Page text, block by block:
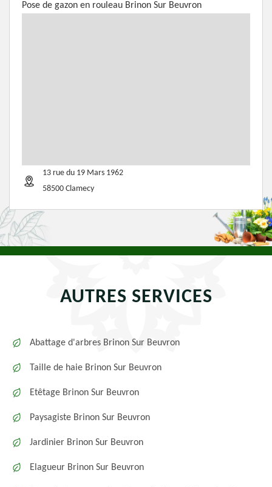
Pose de gazon en rouleau Brinon Sur Beuvron
13 rue du 19 Mars 1962
58500 Clamecy
AUTRES SERVICES
Abattage d'arbres Brinon Sur Beuvron
Taille de haie Brinon Sur Beuvron
Etêtage Brinon Sur Beuvron
Paysagiste Brinon Sur Beuvron
Jardinier Brinon Sur Beuvron
Elagueur Brinon Sur Beuvron